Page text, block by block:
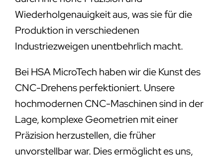
Wiederholgenauigkeit aus, was sie für die
Produktion in verschiedenen
Industriezweigen unentbehrlich macht.
Bei HSA MicroTech haben wir die Kunst des
CNC-Drehens perfektioniert. Unsere
hochmodernen CNC-Maschinen sind in der
Lage, komplexe Geometrien mit einer
Präzision herzustellen, die früher
unvorstellbar war. Dies ermöglicht es uns,